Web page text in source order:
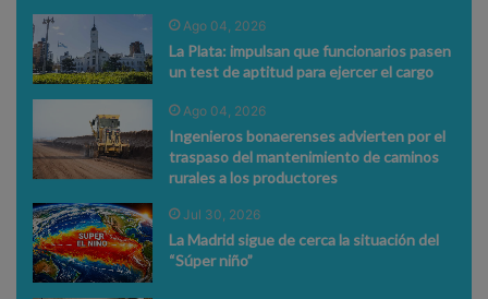
Ago 04, 2026
La Plata: impulsan que funcionarios pasen
un test de aptitud para ejercer el cargo
Ago 04, 2026
Ingenieros bonaerenses advierten por el
traspaso del mantenimiento de caminos
rurales a los productores
Jul 30, 2026
La Madrid sigue de cerca la situación del
“Súper niño”